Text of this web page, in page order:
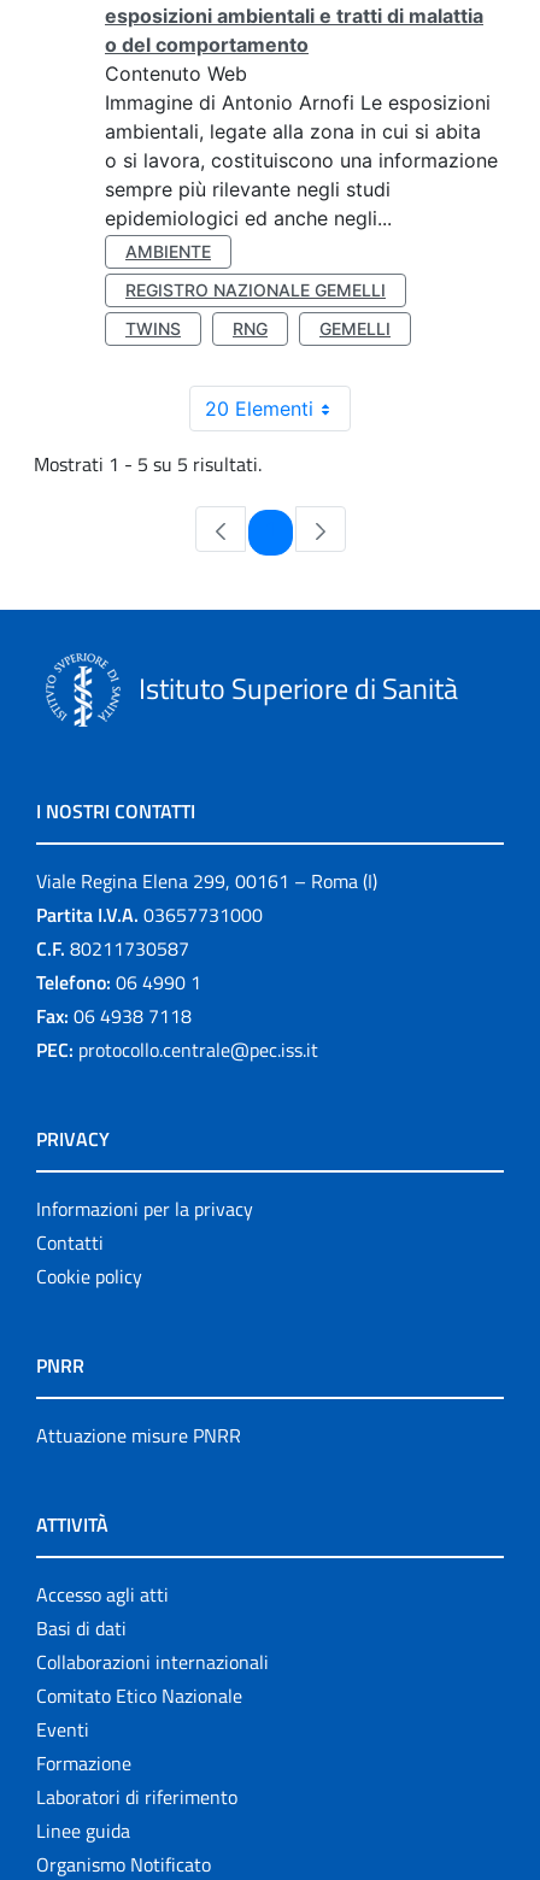
esposizioni ambientali e tratti di malattia
o del comportamento
Contenuto Web
Immagine di Antonio Arnofi Le esposizioni
ambientali, legate alla zona in cui si abita
o si lavora, costituiscono una informazione
sempre più rilevante negli studi
epidemiologici ed anche negli...
AMBIENTE
REGISTRO NAZIONALE GEMELLI
TWINS
RNG GEMELLI
20 Elementi
Mostrati 1 - 5 su 5 risultati.
Pagina
Istituto Superiore di Sanità
I NOSTRI CONTATTI
Viale Regina Elena 299, 00161 – Roma (I)
Partita I.V.A. 03657731000
C.F. 80211730587
Telefono: 06 4990 1
Fax: 06 4938 7118
PEC: protocollo.centrale@pec.iss.it
PRIVACY
Informazioni per la privacy
Contatti
Cookie policy
PNRR
Attuazione misure PNRR
ATTIVITÀ
Accesso agli atti
Basi di dati
Collaborazioni internazionali
Comitato Etico Nazionale
Eventi
Formazione
Laboratori di riferimento
Linee guida
Organismo Notificato